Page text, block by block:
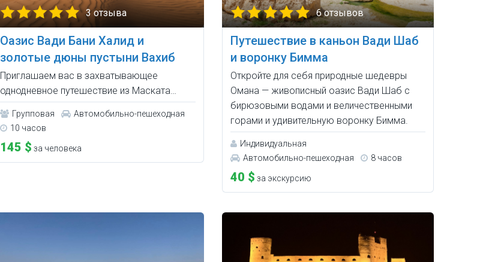
3 отзыва
Оазис Вади Бани Халид и
золотые дюны пустыни Вахиб
Приглашаем вас в захватывающее
однодневное путешествие из Маската…
Групповая
Автомобильно-пешеходная
10 часов
145 $ за человека
6 отзывов
Путешествие в каньон Вади Шаб
и воронку Бимма
Откройте для себя природные шедевры
Омана — живописный оазис Вади Шаб с
бирюзовыми водами и величественными
горами и удивительную воронку Бимма.
Индивидуальная
Автомобильно-пешеходная
8 часов
40 $ за экскурсию